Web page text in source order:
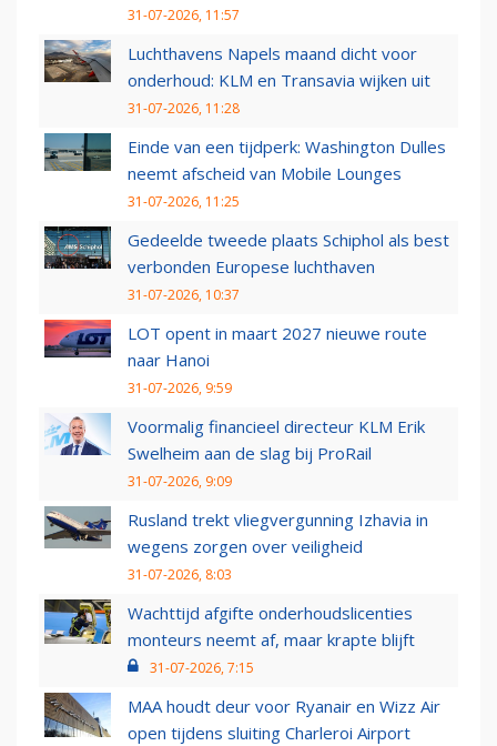
31-07-2026, 11:57
Luchthavens Napels maand dicht voor
onderhoud: KLM en Transavia wijken uit
31-07-2026, 11:28
Einde van een tijdperk: Washington Dulles
neemt afscheid van Mobile Lounges
31-07-2026, 11:25
Gedeelde tweede plaats Schiphol als best
verbonden Europese luchthaven
31-07-2026, 10:37
LOT opent in maart 2027 nieuwe route
naar Hanoi
31-07-2026, 9:59
Voormalig financieel directeur KLM Erik
Swelheim aan de slag bij ProRail
31-07-2026, 9:09
Rusland trekt vliegvergunning Izhavia in
wegens zorgen over veiligheid
31-07-2026, 8:03
Wachttijd afgifte onderhoudslicenties
monteurs neemt af, maar krapte blijft
31-07-2026, 7:15
MAA houdt deur voor Ryanair en Wizz Air
open tijdens sluiting Charleroi Airport